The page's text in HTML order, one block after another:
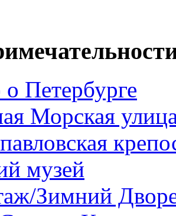
Петербурге
Морская
музей
Зимний